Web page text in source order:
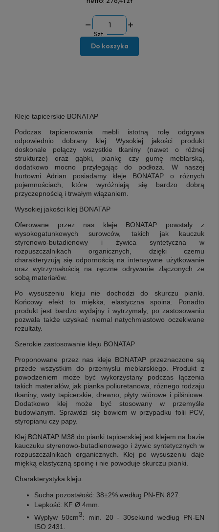
Szt.
Do koszyka
Kleje tapicerskie BONATAP
Podczas tapicerowania mebli istotną rolę odgrywa
odpowiednio dobrany klej. Wysokiej jakości produkt
doskonale połączy wszystkie tkaniny (nawet o różnej
strukturze) oraz gąbki, piankę czy gumę meblarską,
dodatkowo mocno przylegając do podłoża. W naszej
hurtowni Adrian posiadamy kleje BONATAP o różnych
pojemnościach, które wyróżniają się bardzo dobrą
przyczepnością i trwałym wiązaniem.
Wysokiej jakości klej BONATAP
Oferowane przez nas kleje BONATAP powstały z
wysokogatunkowych surowców, takich jak kauczuk
styrenowo-butadienowy i żywica syntetyczna w
rozpuszczalnikach organicznych, dzięki czemu
charakteryzują się odpornością na intensywne użytkowanie
oraz wytrzymałością na ręczne odrywanie złączonych ze
sobą materiałów.
Po wysuszeniu kleju nie dochodzi do skurczu pianki.
Końcowy efekt to miękka, elastyczna spoina. Ponadto
produkt jest bardzo wydajny i wytrzymały, po zastosowaniu
pozwala także uzyskać niemal natychmiastowo oczekiwane
rezultaty.
Szerokie zastosowanie kleju BONATAP
Proponowane przez nas kleje BONATAP przeznaczone są
przede wszystkim do przemysłu meblarskiego. Produkt z
powodzeniem może być wykorzystany podczas łączenia
takich materiałów, jak pianka poliuretanowa, różnego rodzaju
tkaniny, waty tapicerskie, drewno, płyty wiórowe i pilśniowe.
Dodatkowo klej może być stosowany w przemyśle
budowlanym. Sprawdzi się bowiem w przypadku folii PCV,
styropianu czy papy.
Klej BONATAP M38 do pianki tapicerskiej jest klejem na bazie
kauczuku styrenowo-butadienowego i żywic syntetycznych w
rozpuszczalnikach organicznych. Klej po wysuszeniu daje
miękką elastyczną spoinę i nie powoduje skurczu pianki.
Charakterystyka kleju:
Sucha pozostałość: 38±2% według PN-EN 827
Lepkość: KF Ø 4mm
Wypływ 50cm3: min. 20 - 30sekund według PN-EN
ISO 2431.